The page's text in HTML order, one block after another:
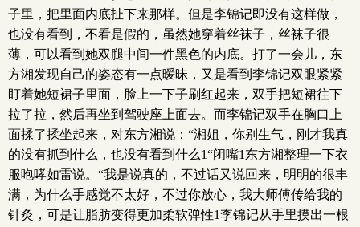
子里，把里面内底扯下来那样。但是李锦记即没有这样做，
也没有看到，不看是假的，虽然她穿着丝袜子，丝袜子很
薄，可以看到她双腿中间一件黑色的内底。打了一会儿，东
方湘发现自己的姿态有一点暧昧，又是看到李锦记双眼紧紧
盯着她短裙子里面，脸上一下子刷红起来，双手把短裙往下
拉了拉，然后再坐到驾驶座上面去。而李锦记双手在胸口上
面揉了揉坐起来，对东方湘说：“湘姐，你别生气，刚才我真
的没有抓到什么，也没有看到什么1“闭嘴1东方湘整理一下衣
服咆哮如雷说。“我是说真的，不过话又说回来，明明的很丰
满，为什么手感觉不太好，不过你放心，我大师傅传给我的
针灸，可是让脂肪变得更加柔软弹性1李锦记从手里摸出一根